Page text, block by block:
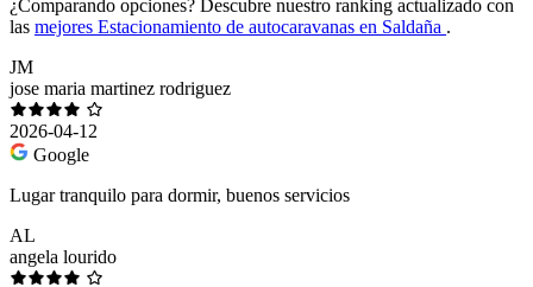
¿Comparando opciones? Descubre nuestro ranking actualizado con
las mejores Estacionamiento de autocaravanas en Saldaña .
JM
jose maria martinez rodriguez
2026-04-12
Google
Lugar tranquilo para dormir, buenos servicios
AL
angela lourido